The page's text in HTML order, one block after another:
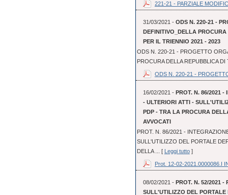
221-21 - PARZIALE
31/03/2021 - ODS N. 220-21 -
DEFINITIVO_DELLA
PER IL TRIENNIO 2021 - 2023
ODS N. 220-21 - PROGETTO
PROCURA DELLA REPUBBLICA
ODS N. 220-21 -
16/02/2021 - PROT. N. 86/2021
- ULTERIORI ATTI -
PDP - TRA LA PROCURA
AVVOCATI
PROT. N. 86/2021 -
SULL'UTILIZZO DEL PORTALE
DELLA ... [
Leggi tutto]
Prot. 12-02-2021.0000086.I
08/02/2021 - PROT. N. 52/2021
SULL'UTILIZZO DEL PORTALE